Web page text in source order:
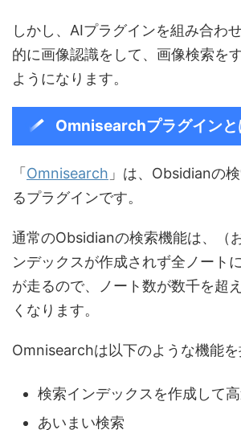
しかし、AIプラグインを組み合わ
的に画像認識をして、画像検索を
ようになります。
Omnisearchプラグインと
「 Omnisearch 」は、Obsidianの
るプラグインです。
通常のObsidianの検索機能は、（
ンデックスが作成されず全ノート
が走るので、ノート数が数千を超
くなります。
Omnisearchは以下のような機能を
検索インデックスを作成して
あいまい検索